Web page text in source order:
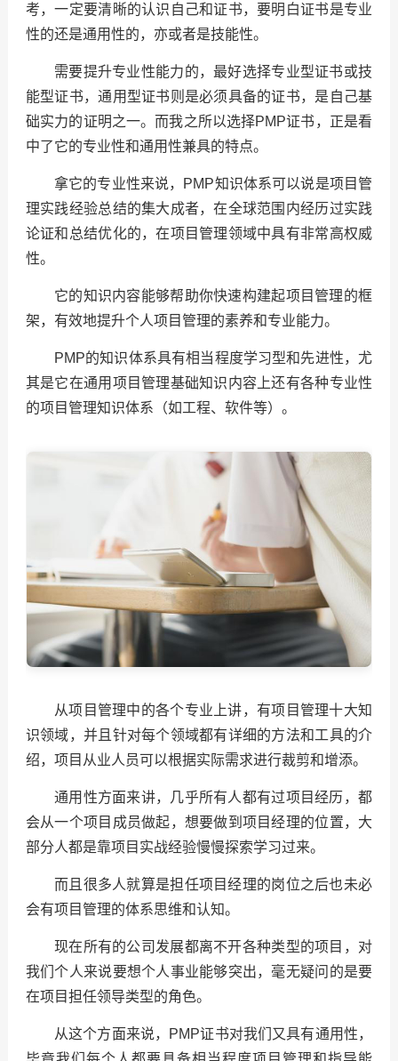
考，一定要清晰的认识自己和证书，要明白证书是专业
性的还是通用性的，亦或者是技能性。
需要提升专业性能力的，最好选择专业型证书或技
能型证书，通用型证书则是必须具备的证书，是自己基
础实力的证明之一。而我之所以选择PMP证书，正是看
中了它的专业性和通用性兼具的特点。
拿它的专业性来说，PMP知识体系可以说是项目管
理实践经验总结的集大成者，在全球范围内经历过实践
论证和总结优化的，在项目管理领域中具有非常高权威
性。
它的知识内容能够帮助你快速构建起项目管理的框
架，有效地提升个人项目管理的素养和专业能力。
PMP的知识体系具有相当程度学习型和先进性，尤
其是它在通用项目管理基础知识内容上还有各种专业性
的项目管理知识体系（如工程、软件等）。
从项目管理中的各个专业上讲，有项目管理十大知
识领域，并且针对每个领域都有详细的方法和工具的介
绍，项目从业人员可以根据实际需求进行裁剪和增添。
通用性方面来讲，几乎所有人都有过项目经历，都
会从一个项目成员做起，想要做到项目经理的位置，大
部分人都是靠项目实战经验慢慢探索学习过来。
而且很多人就算是担任项目经理的岗位之后也未必
会有项目管理的体系思维和认知。
现在所有的公司发展都离不开各种类型的项目，对
我们个人来说要想个人事业能够突出，毫无疑问的是要
在项目担任领导类型的角色。
从这个方面来说，PMP证书对我们又具有通用性，